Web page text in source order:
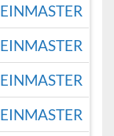
EINMASTER
EINMASTER
EINMASTER
EINMASTER